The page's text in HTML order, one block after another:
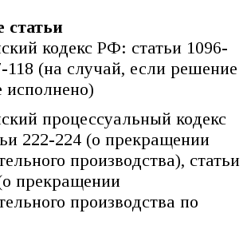
статьи
кодекс РФ: статьи 1096-
118 (на случай, если решение
исполнено)
процессуальный кодекс
222-224 (о прекращении
производства), статьи
прекращении
производства по